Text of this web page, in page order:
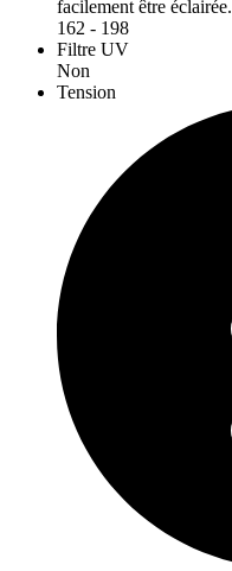
facilement être éclairée.
162 - 198
Filtre UV
Non
Tension